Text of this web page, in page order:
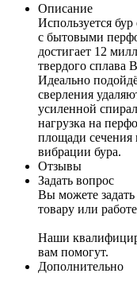
Описание
Используется
с бытовыми
достигает 12
твердого сплава
Идеально
сверления
усиленной
нагрузка на
площади сечения
вибрации бура.
Отзывы
Задать вопрос
Вы можете
товару или
Наши
вам помогут.
Дополнительно